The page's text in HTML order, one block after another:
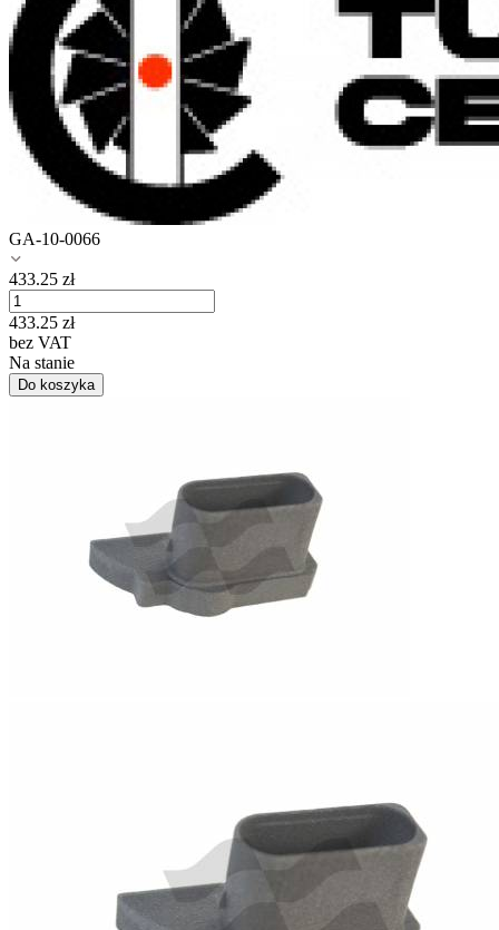
GA-10-0066
433.25 zł
433.25 zł
bez VAT
Na stanie
Do koszyka